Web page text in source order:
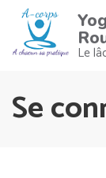
Le
Se